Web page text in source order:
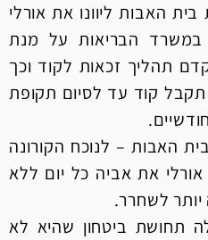
האבות ליוונו את אורלי
במשרד הבריאות על מנת
תהליך זכאות לקוד וכך
קוד עד לסיום תקופת
האבות – לנוכח הקורונה
את אביה כל יום ללא
לשחרר.
תחושת ביטחון שהיא לא